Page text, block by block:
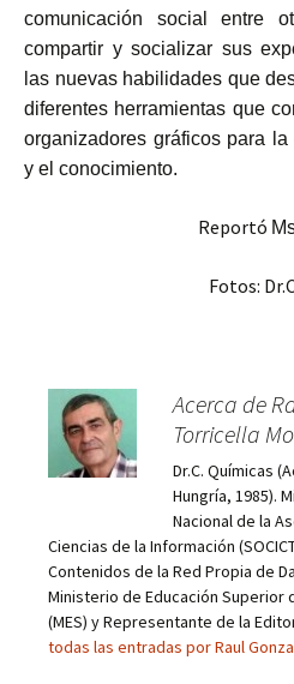
comunicación social entre
compartir y socializar sus
las nuevas habilidades que
diferentes herramientas que
organizadores gráficos para
y el conocimiento.
Reportó
Fotos:
Acerca de
Torricella
Dr.C. Químicas
Hungría, 1985).
Nacional de la
Ciencias de la Información
Contenidos de la Red Propia de
Ministerio de Educación Superior
(MES) y Representante de la
todas las entradas por Raul